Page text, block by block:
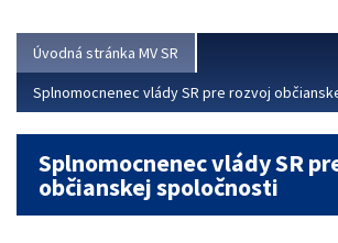
Úvodná stránka MV SR
Splnomocnenec vlády SR pre rozvoj
Splnomocnenec vlády SR
občianskej spoločnosti